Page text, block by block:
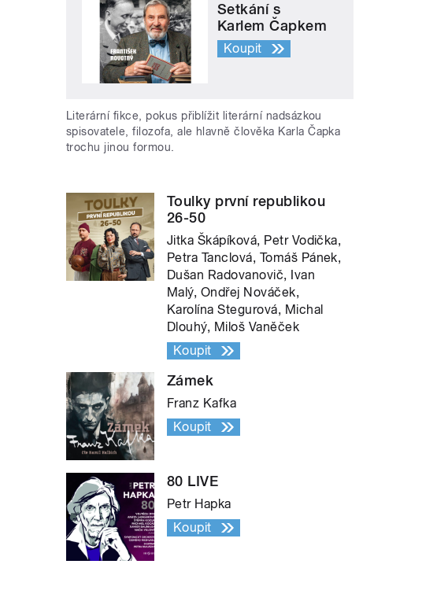
Setkání s
Karlem Čapkem
Koupit
Literární fikce, pokus přiblížit literární nadsázkou
spisovatele, filozofa, ale hlavně člověka Karla Čapka
trochu jinou formou.
Toulky první republikou
26-50
Jitka Škápíková, Petr Vodička,
Petra Tanclová, Tomáš Pánek,
Dušan Radovanovič, Ivan
Malý, Ondřej Nováček,
Karolína Stegurová, Michal
Dlouhý, Miloš Vaněček
Koupit
Zámek
Franz Kafka
Koupit
80 LIVE
Petr Hapka
Koupit